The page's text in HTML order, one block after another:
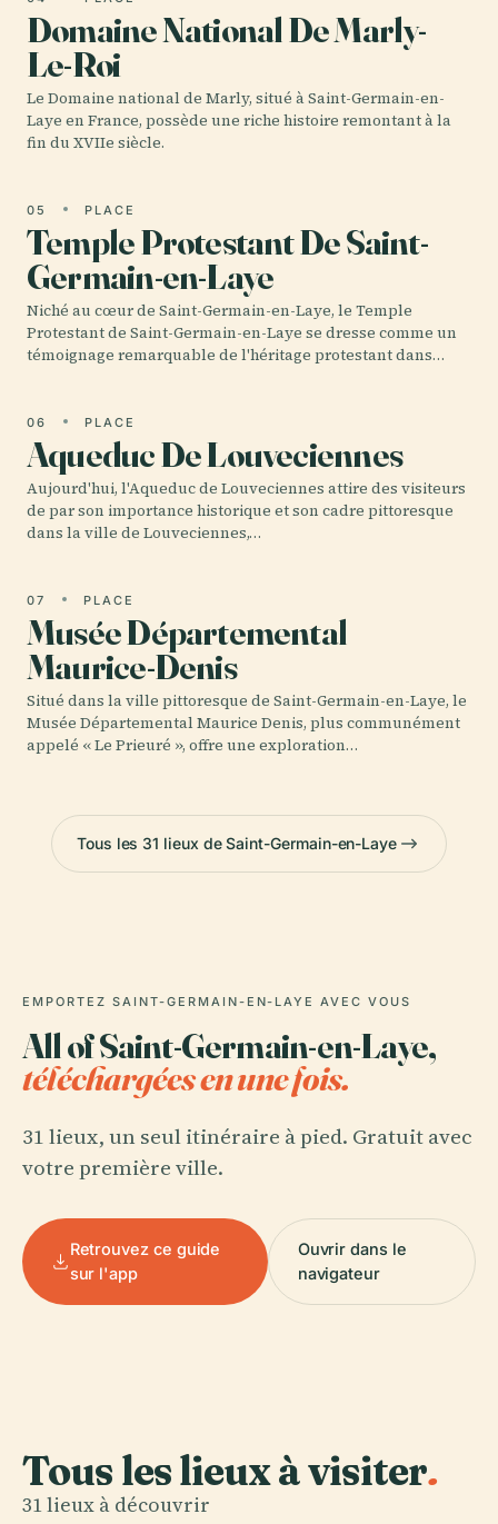
Domaine National De Marly-
Le-Roi
Le Domaine national de Marly, situé à Saint-Germain-en-
Laye en France, possède une riche histoire remontant à la
fin du XVIIe siècle.
05 PLACE
Temple Protestant De Saint-
Germain-en-Laye
Niché au cœur de Saint-Germain-en-Laye, le Temple
Protestant de Saint-Germain-en-Laye se dresse comme un
témoignage remarquable de l'héritage protestant dans…
06 PLACE
Aqueduc De Louveciennes
Aujourd'hui, l'Aqueduc de Louveciennes attire des visiteurs
de par son importance historique et son cadre pittoresque
dans la ville de Louveciennes,…
07 PLACE
Musée Départemental
Maurice-Denis
Situé dans la ville pittoresque de Saint-Germain-en-Laye, le
Musée Départemental Maurice Denis, plus communément
appelé « Le Prieuré », offre une exploration…
Tous les 31 lieux de Saint-Germain-en-Laye
EMPORTEZ SAINT-GERMAIN-EN-LAYE AVEC VOUS
All of Saint-Germain-en-Laye,
téléchargées en une fois.
31 lieux, un seul itinéraire à pied. Gratuit avec
votre première ville.
Retrouvez ce guide
sur l'app
Ouvrir dans le
navigateur
Tous les lieux à visiter.
31 lieux à découvrir